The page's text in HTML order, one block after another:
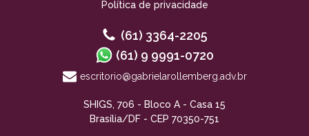
Política de privacidade
(61) 3364-2205
(61) 9 9991-0720
escritorio@gabrielarollemberg.adv.br
SHIGS, 706 - Bloco A - Casa 15
Brasília/DF - CEP 70350-751